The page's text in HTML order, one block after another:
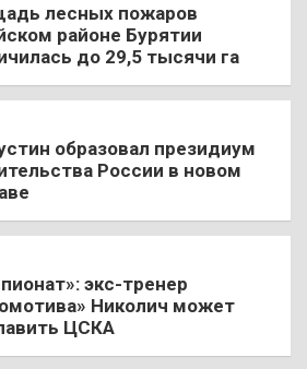
лесных пожаров
районе Бурятии
до 29,5 тысячи га
образовал президиум
России в новом
экс-тренер
Николич может
ЦСКА